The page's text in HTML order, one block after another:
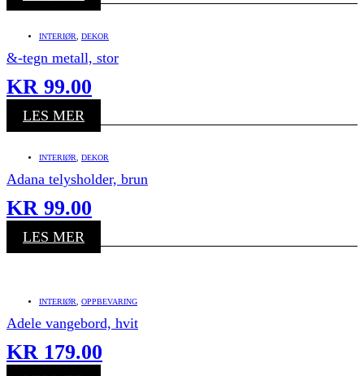
INTERIØR DEKOR
&-tegn metall, stor
KR 99.00
LES MER
INTERIØR DEKOR
Adana telysholder, brun
KR 99.00
LES MER
INTERIØR OPPBEVARING
Adele vangebord, hvit
KR 179.00